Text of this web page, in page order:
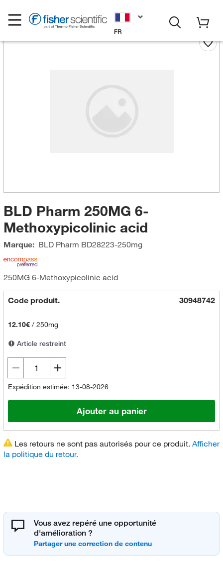
FR
BLD Pharm 250MG 6-
Methoxypicolinic acid
Marque: BLD Pharm BD28223-250mg
250MG 6-Methoxypicolinic acid
Code produit. 30948742
12.10€/ 250mg
Article restreint
Expédition estimée: 13-08-2026
Ajouter au panier
Les retours ne sont pas autorisés pour ce produit. Afficher
la politique du retour.
Vous avez repéré une opportunité
d'amélioration ?